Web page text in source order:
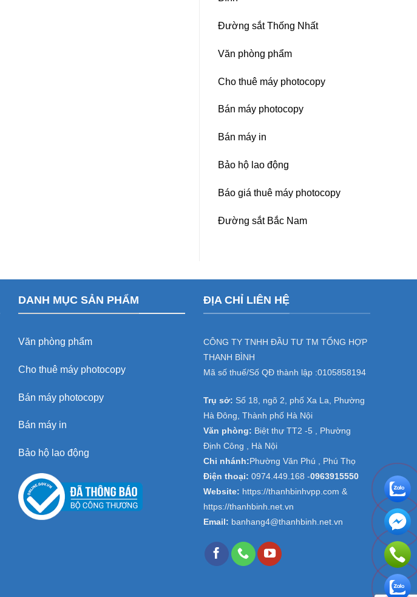
Đường sắt Thống Nhất
Văn phòng phẩm
Cho thuê máy photocopy
Bán máy photocopy
Bán máy in
Bảo hộ lao động
Báo giá thuê máy photocopy
Đường sắt Bắc Nam
DANH MỤC SẢN PHẨM
Văn phòng phẩm
Cho thuê máy photocopy
Bán máy photocopy
Bán máy in
Bảo hộ lao động
ĐỊA CHỈ LIÊN HỆ
CÔNG TY TNHH ĐẦU TƯ TM TỔNG HỢP
THANH BÌNH
Mã số thuế/Số QĐ thành lập :0105858194
Trụ sở: Số 18, ngõ 2, phố Xa La, Phường
Hà Đông, Thành phố Hà Nội
Văn phòng: Biệt thự TT2 -5 , Phường
Định Công , Hà Nội
Chi nhánh: Phường Văn Phú , Phú Thọ
Điện thoại: 0974.449.168 -0963915550
Website: https://thanhbinhvpp.com &
https://thanhbinh.net.vn
Email: banhang4@thanhbinh.net.vn